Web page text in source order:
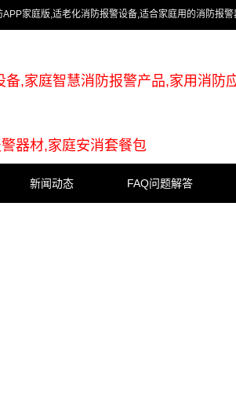
家庭版,适老化消防报警设备,适合家庭用的消防报
备,家庭智慧消防报警产品,家用消防
器材,家庭安消套餐包
新闻动态 FAQ问题解答